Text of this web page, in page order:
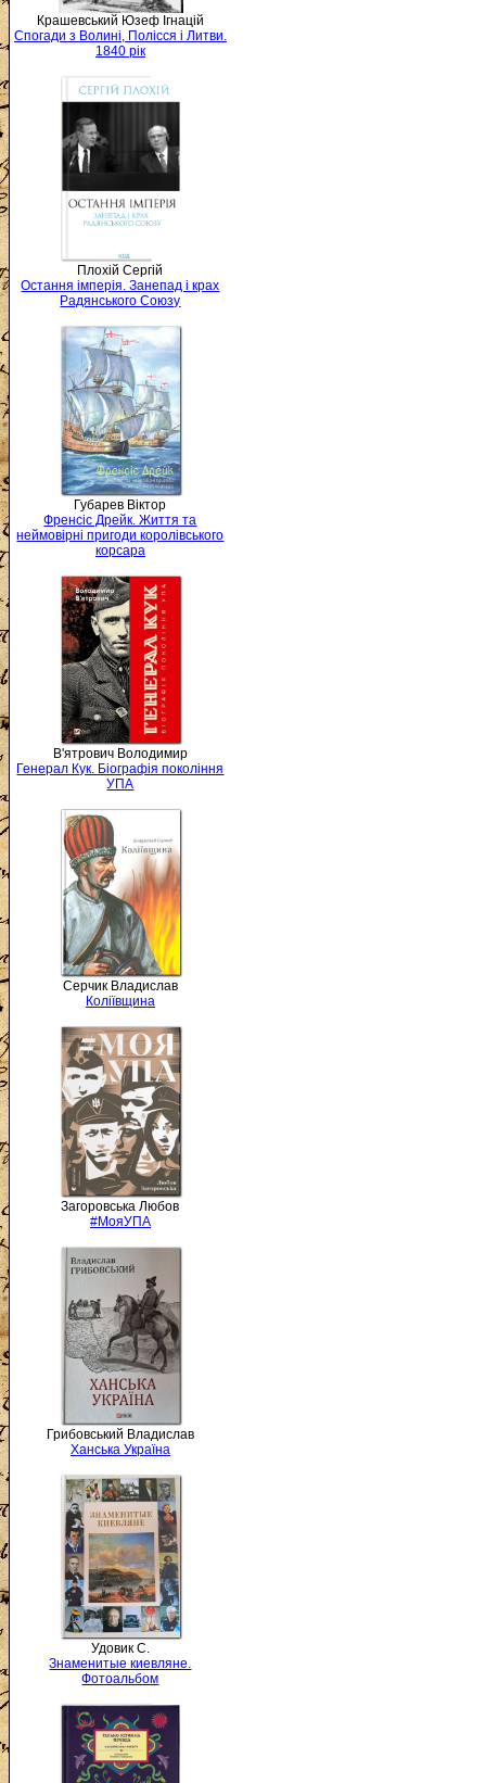
Крашевський Юзеф Ігнацій
Спогади з Волині, Полісся і Литви.
1840 рік
Плохій Сергій
Остання імперія. Занепад і крах
Радянського Союзу
Губарев Віктор
Френсіс Дрейк. Життя та
неймовірні пригоди королівського
корсара
В'ятрович Володимир
Генерал Кук. Біографія покоління
УПА
Серчик Владислав
Коліївщина
Загоровська Любов
#МояУПА
Грибовський Владислав
Ханська Україна
Удовик С.
Знаменитые киевляне.
Фотоальбом